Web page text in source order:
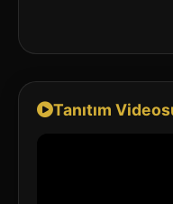
Tanıtım